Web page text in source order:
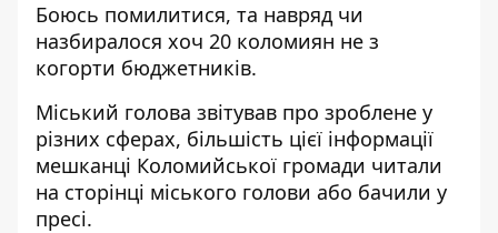
Боюсь помилитися, та навряд чи
назбиралося хоч 20 коломиян не з
когорти бюджетників.
Міський голова звітував про зроблене у
різних сферах, більшість цієї інформації
мешканці Коломийської громади читали
на сторінці міського голови або бачили у
пресі.